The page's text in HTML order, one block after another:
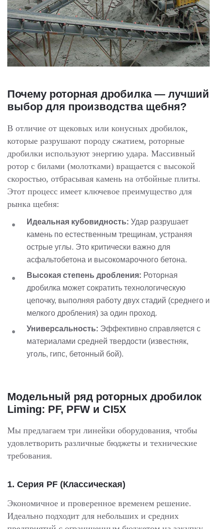
Почему роторная дробилка — лучший
выбор для производства щебня?
В отличие от щековых или конусных дробилок,
которые разрушают породу сжатием, роторные
дробилки используют энергию удара. Массивный
ротор с билами (молотками) вращается с высокой
скоростью, отбрасывая камень на отбойные плиты.
Этот процесс имеет ключевое преимущество для
рынка щебня:
Идеальная кубовидность: Удар разрушает
камень по естественным трещинам, устраняя
острые углы. Это критически важно для
асфальтобетона и высокомарочного бетона.
Высокая степень дробления: Роторная
дробилка может сократить технологическую
цепочку, выполняя работу двух стадий (среднего и
мелкого дробления) за один проход.
Универсальность: Эффективно справляется с
материалами средней твердости (известняк,
уголь, гипс, бетонный бой).
Модельный ряд роторных дробилок
Liming: PF, PFW и CI5X
Мы предлагаем три линейки оборудования, чтобы
удовлетворить различные бюджеты и технические
требования.
1. Серия PF (Классическая)
Экономичное и проверенное временем решение.
Идеально подходит для небольших и средних